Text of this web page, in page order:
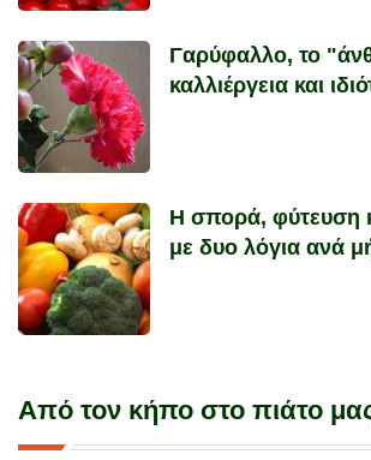
Γαρύφαλλο, το
καλλιέργεια και
Η σπορά, φύτευση
με δυο λόγια ανά
Από τον κήπο στο πιάτο